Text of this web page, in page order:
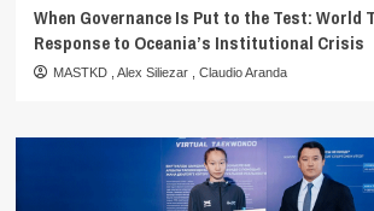
When Governance Is Put to the Test: World
Response to Oceania’s Institutional Crisis
MASTKD Alex Siliezar Claudio Aranda